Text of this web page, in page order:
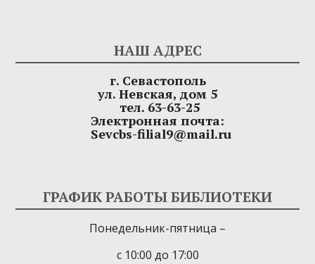
НАШ АДРЕС
г. Севастополь
ул. Невская, дом 5
тел. 63-63-25
Электронная почта:
Sevcbs-filial9@mail.ru
ГРАФИК РАБОТЫ БИБЛИОТЕКИ
Понедельник-пятница –
с 10:00 до 17:00